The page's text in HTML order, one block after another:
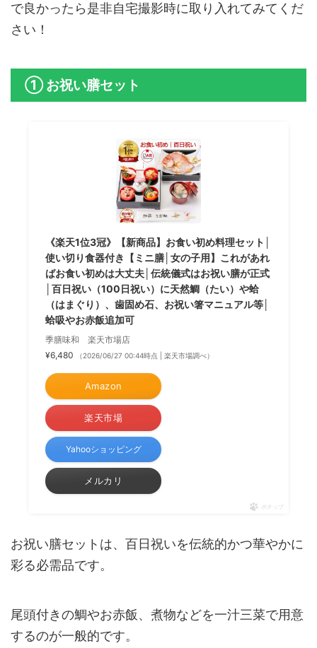
で良かったら是非自宅撮影時に取り入れてみてくだ
さい！
① お祝い膳セット
《楽天1位3冠》【新商品】お食い初め料理セット│
使い切り食器付き【ミニ膳│女の子用】これがあれ
ばお食い初めは大丈夫│伝統儀式はお祝い膳が正式
│百日祝い（100日祝い）に天然鯛（たい）や蛤
（はまぐり）、歯固め石、お祝い箸マニュアル等│
蛤吸やお赤飯追加可
季膳味和 楽天市場店
¥6,480
（2026/06/27 00:44時点 | 楽天市場調べ）
Amazon
楽天市場
Yahooショッピング
メルカリ
ポチップ
お祝い膳セットは、百日祝いを伝統的かつ華やかに
彩る必需品です。
尾頭付きの鯛やお赤飯、煮物などを一汁三菜で用意
するのが一般的です。